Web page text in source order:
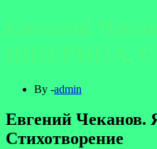
By -admin
Евгений
Стихотворение